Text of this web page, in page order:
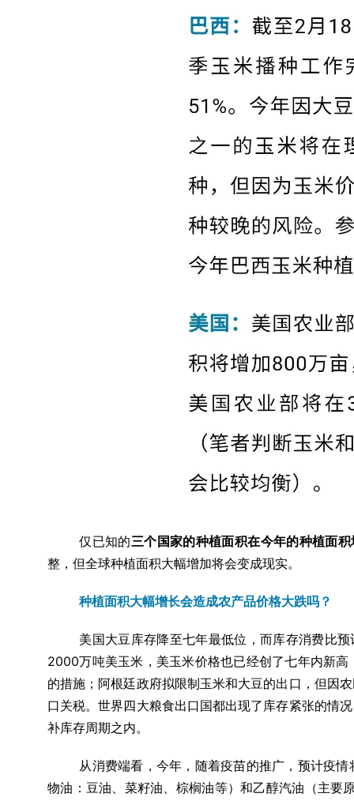
仅已知的三个国家的种植面积在今年的种植面
整，但全球种植面积大幅增加将会变成现实。
种植面积大幅增长会造成农产品价格大跌吗？
美国大豆库存降至七年最低位，而库存消费比
2000万吨美玉米，美玉米价格也已经创了七年内新
的措施；阿根廷政府拟限制玉米和大豆的出口，但因
口关税。世界四大粮食出口国都出现了库存紧张的情
补库存周期之内。
从消费端看，今年，随着疫苗的推广，预计疫
物油：豆油、菜籽油、棕榈油等）和乙醇汽油（主要